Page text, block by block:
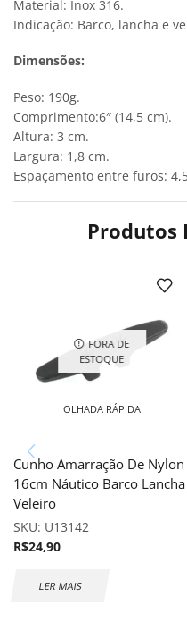
Material: Inox 316.
Indicação: Barco, lancha e
Dimensões:
Peso: 190g.
Comprimento:6″ (14,5 cm).
Altura: 3 cm.
Largura: 1,8 cm.
Espaçamento entre furos:
Produtos
FORA DE
ESTOQUE
OLHADA RÁPIDA
Cunho Amarração De Nylon
16cm Náutico Barco Lancha
Veleiro
SKU: U13142
R$24,90
LER MAIS